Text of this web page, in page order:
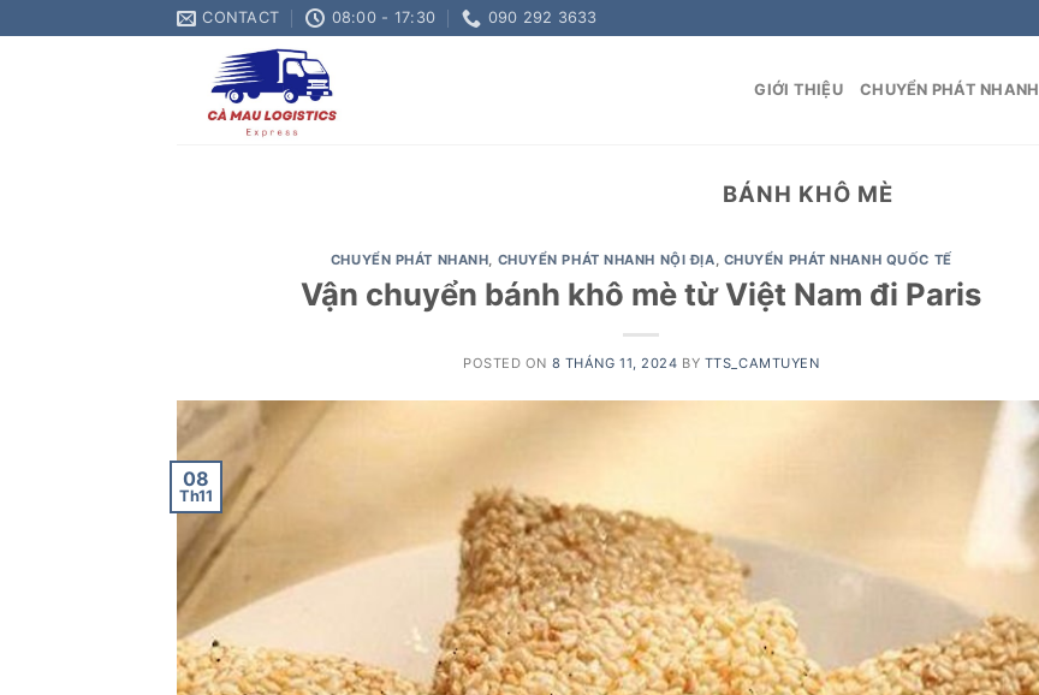
to
CONTACT 08:00 - 17:30 090 292 3633
GIỚI THIỆU CHUYỂN PHÁT NHANH
BÁNH KHÔ MÈ
CHUYỂN PHÁT NHANH, CHUYỂN PHÁT NHANH NỘI ĐỊA, CHUYỂN PHÁT NHANH QUỐC TẾ
Vận chuyển bánh khô mè từ Việt Nam đi Paris
POSTED ON 8 THÁNG 11, 2024 BY TTS_CAMTUYEN
08
Th11